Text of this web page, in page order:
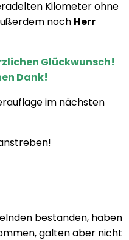
Kilometer ohne
noch Herr
Glückwunsch!
Dank!
im nächsten
bestanden, haben
galten aber nicht